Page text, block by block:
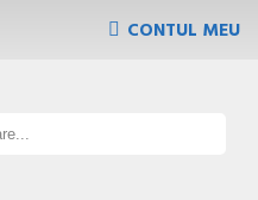
CONTUL MEU